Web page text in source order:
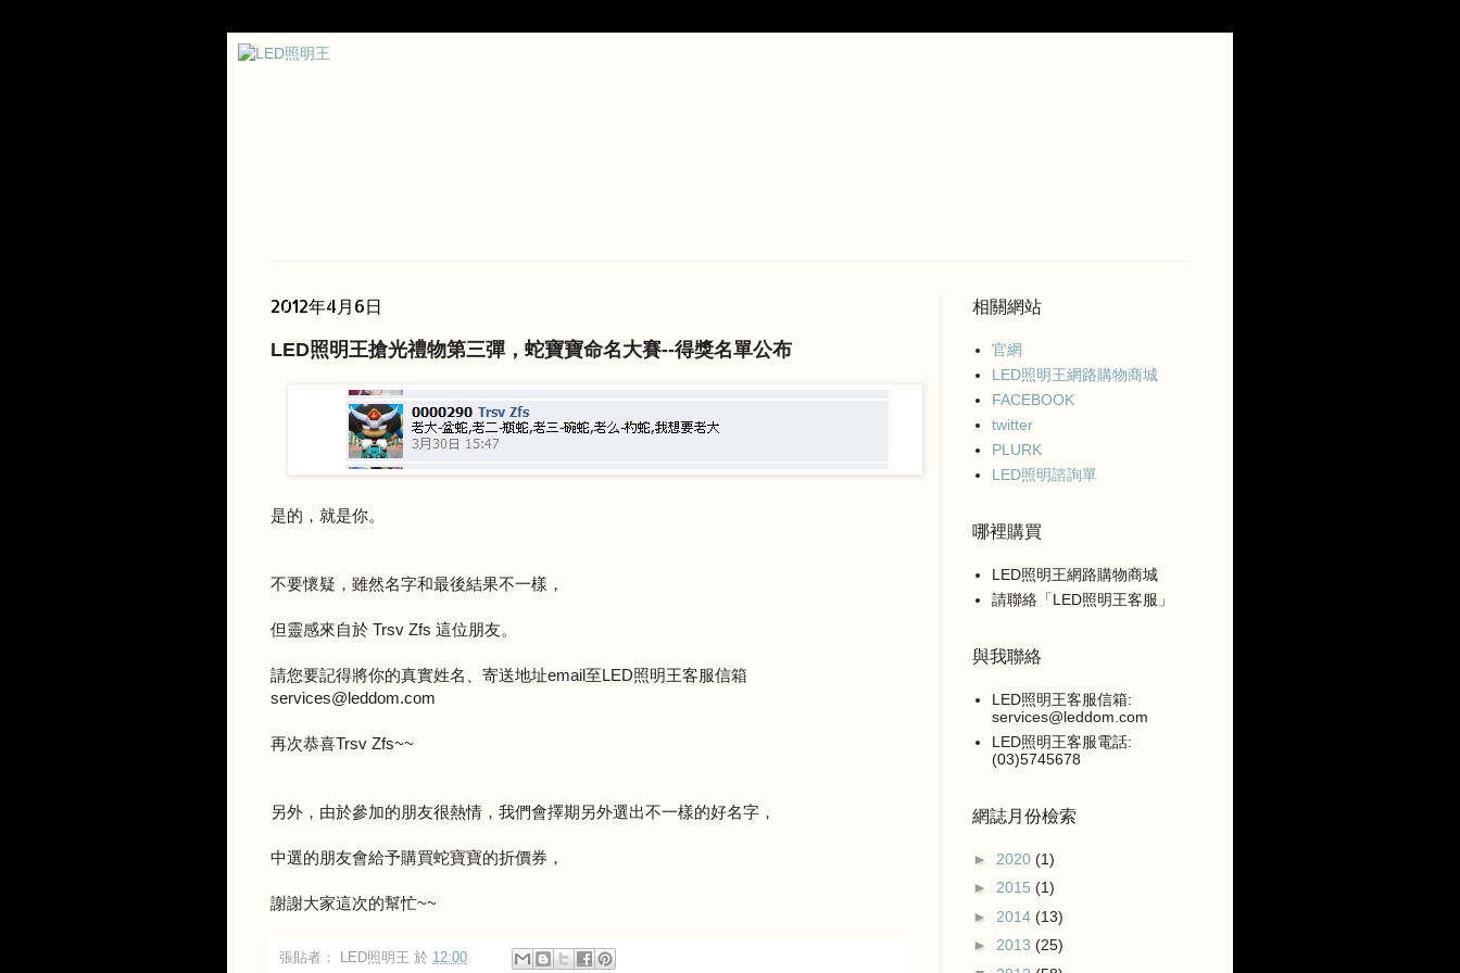
2012年4月6日
LED照明王搶光禮物第三彈，蛇寶寶命名大賽--得獎名單公布
是的，就是你。
不要懷疑，雖然名字和最後結果不一樣，
但靈感來自於 Trsv Zfs 這位朋友。
請您要記得將你的真實姓名、寄送地址email至LED照明王客服信箱
services@leddom.com
再次恭喜Trsv Zfs~~
另外，由於參加的朋友很熱情，我們會擇期另外選出不一樣的好名字，
中選的朋友會給予購買蛇寶寶的折價券，
謝謝大家這次的幫忙~~
張貼者： LED照明王 於 12:00
相關網站
官網
LED照明王網路購物商城
FACEBOOK
twitter
PLURK
LED照明諮詢單
哪裡購買
LED照明王網路購物商城
請聯絡「LED照明王客服」
與我聯絡
LED照明王客服信箱:
services@leddom.com
LED照明王客服電話:
(03)5745678
網誌月份檢索
► 2020 (1)
► 2015 (1)
► 2014 (13)
► 2013 (25)